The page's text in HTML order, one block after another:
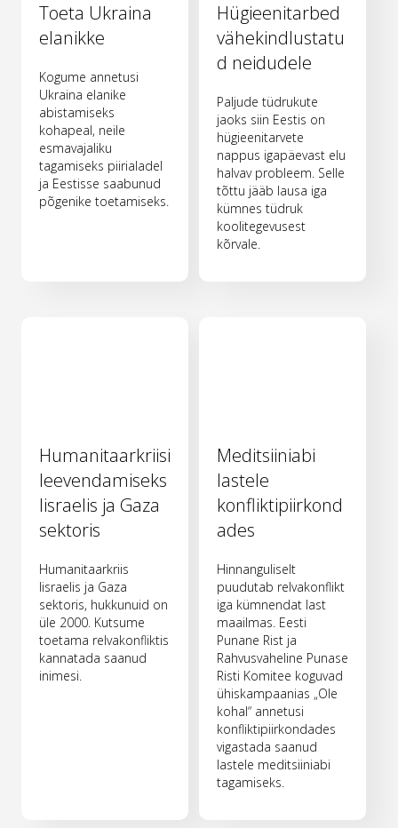
Toeta Ukraina
elanikke
Kogume annetusi
Ukraina elanike
abistamiseks
kohapeal, neile
esmavajaliku
tagamiseks piirialadel
ja Eestisse saabunud
põgenike toetamiseks.
Hügieenitarbed
vähekindlustatu
d neidudele
Paljude tüdrukute
jaoks siin Eestis on
hügieenitarvete
nappus igapäevast elu
halvav probleem. Selle
tõttu jääb lausa iga
kümnes tüdruk
koolitegevusest
kõrvale.
Humanitaarkriisi
leevendamiseks
Iisraelis ja Gaza
sektoris
Humanitaarkriis
Iisraelis ja Gaza
sektoris, hukkunuid on
üle 2000. Kutsume
toetama relvakonfliktis
kannatada saanud
inimesi.
Meditsiiniabi
lastele
konfliktipiirkond
ades
Hinnanguliselt
puudutab relvakonflikt
iga kümnendat last
maailmas. Eesti
Punane Rist ja
Rahvusvaheline Punase
Risti Komitee koguvad
ühiskampaanias „Ole
kohal“ annetusi
konfliktipiirkondades
vigastada saanud
lastele meditsiiniabi
tagamiseks.